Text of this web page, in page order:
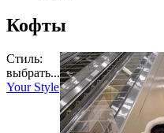
Кофты
Стиль:
выбрать...
Your Style